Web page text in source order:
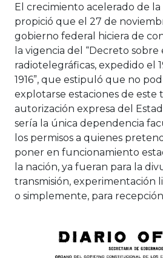
El crecimiento acelerado de la
propició que el 27 de
gobierno federal hiciera de
la vigencia del “Decreto sobre
radiotelegráficas, expedido el
1916”, que estipuló que no
explotarse estaciones de este
autorización expresa del
sería la única dependencia
los permisos a quienes
poner en funcionamiento
la nación, ya fueran para la
transmisión, experimentación
o simplemente, para